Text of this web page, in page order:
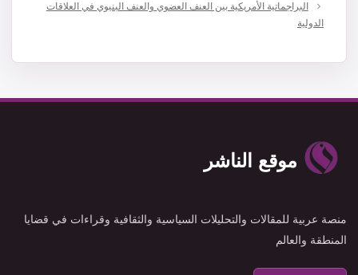
البراجماتية الأمريكية بين العنف العضوي والعنف البنيوي في العلاقات
الدولية
موقع الناشر
منصة عربية للمقالات والتحليلات السياسية والثقافية وقراءات في قضايا
المنطقة والعالم